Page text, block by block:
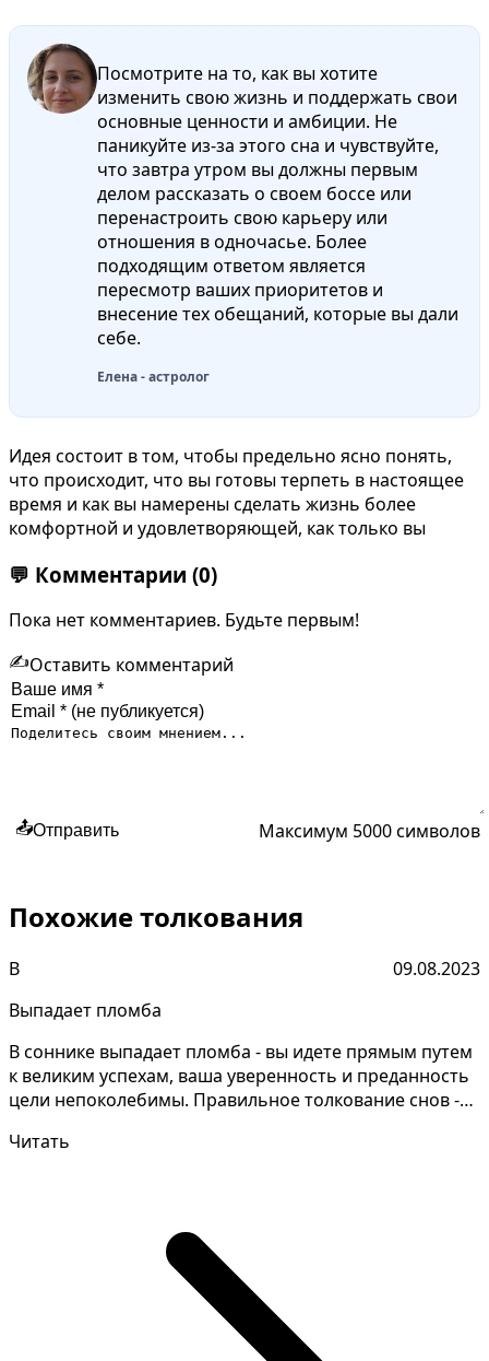
Посмотрите на то, как вы хотите
изменить свою жизнь и поддержать свои
основные ценности и амбиции. Не
паникуйте из-за этого сна и чувствуйте,
что завтра утром вы должны первым
делом рассказать о своем боссе или
перенастроить свою карьеру или
отношения в одночасье. Более
подходящим ответом является
пересмотр ваших приоритетов и
внесение тех обещаний, которые вы дали
себе.
Елена - астролог
Идея состоит в том, чтобы предельно ясно понять,
что происходит, что вы готовы терпеть в настоящее
время и как вы намерены сделать жизнь более
комфортной и удовлетворяющей, как только вы
💬 Комментарии (0)
Пока нет комментариев. Будьте первым!
✍️Оставить комментарий
📤Отправить Максимум 5000 символов
Похожие толкования
В
09.08.2023
Выпадает пломба
В соннике выпадает пломба - вы идете прямым путем
к великим успехам, ваша уверенность и преданность
цели непоколебимы. Правильное толкование снов -
Читать